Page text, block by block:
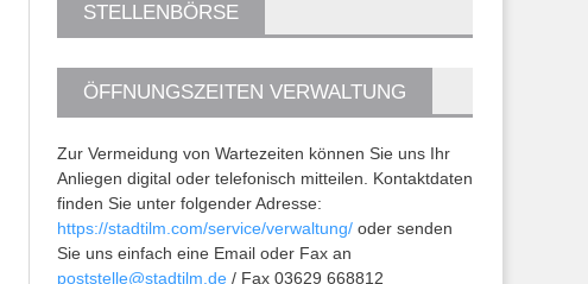
STELLENBÖRSE
ÖFFNUNGSZEITEN VERWALTUNG
Zur Vermeidung von Wartezeiten können Sie uns Ihr
Anliegen digital oder telefonisch mitteilen. Kontaktdaten
finden Sie unter folgender Adresse:
https://stadtilm.com/service/verwaltung/ oder senden
Sie uns einfach eine Email oder Fax an
poststelle@stadtilm.de / Fax 03629 668812